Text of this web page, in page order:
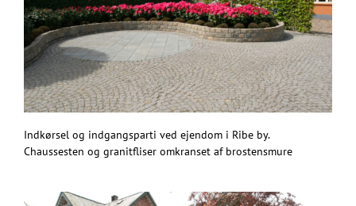
Indkørsel og indgangsparti ved ejendom i Ribe by.
Chaussesten og granitfliser omkranset af brostensmure